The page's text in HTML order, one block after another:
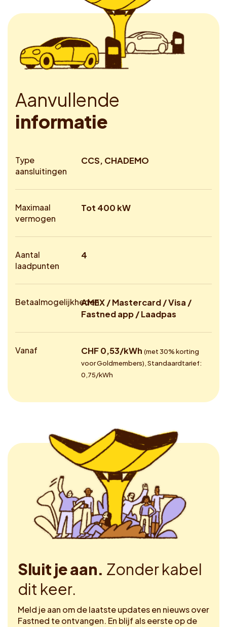
Aanvullende
informatie
Type
aansluitingen
CCS, CHADEMO
Maximaal
vermogen
Tot 400 kW
Aantal
laadpunten
4
BetaalmogelijkhedenAMEX / Mastercard / Visa /
Fastned app / Laadpas
Vanaf CHF 0,53/kWh (met 30% korting
voor Goldmembers), Standaardtarief:
0,75/kWh
Sluit je aan. Zonder kabel
dit keer.
Meld je aan om de laatste updates en nieuws over
Fastned te ontvangen. En blijf als eerste op de